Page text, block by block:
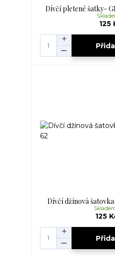
Dívčí pletené šatky-
125
Dívčí džínová
125